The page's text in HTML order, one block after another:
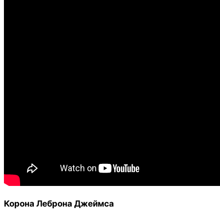
Корона Леброна Джеймса